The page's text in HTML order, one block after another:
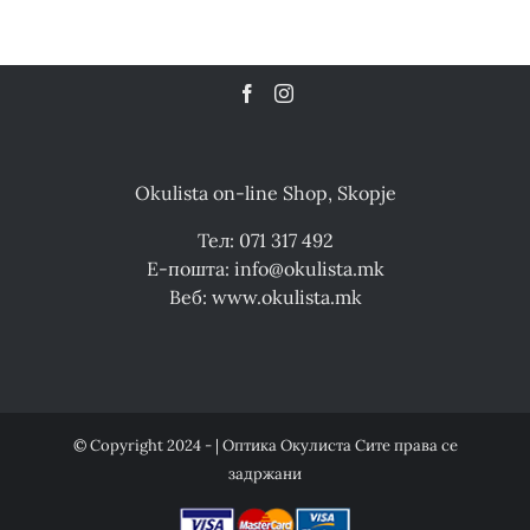
Okulista on-line Shop, Skopje
Тел: 071 317 492
Е-пошта: info@okulista.mk
Веб: www.okulista.mk
© Copyright 2024 - | Оптика Окулиста Сите права се
задржани